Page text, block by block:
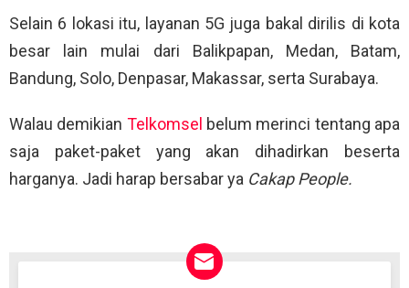
Selain 6 lokasi itu, layanan 5G juga bakal dirilis di kota
besar lain mulai dari Balikpapan, Medan, Batam,
Bandung, Solo, Denpasar, Makassar, serta Surabaya.
Walau demikian Telkomsel belum merinci tentang apa
saja paket-paket yang akan dihadirkan beserta
harganya. Jadi harap bersabar ya Cakap People.